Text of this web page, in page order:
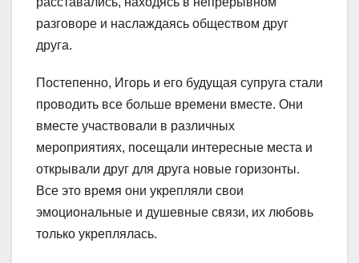
разговоре и наслаждаясь обществом друг
друга.
Постепенно, Игорь и его будущая супруга стали
проводить все больше времени вместе. Они
вместе участвовали в различных
мероприятиях, посещали интересные места и
открывали друг для друга новые горизонты.
Все это время они укрепляли свои
эмоциональные и душевные связи, их любовь
только укреплялась.